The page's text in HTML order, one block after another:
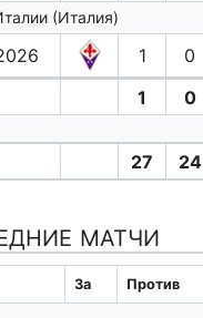
(Италия)
1 0
1 0
27 24
МАТЧИ
За Против